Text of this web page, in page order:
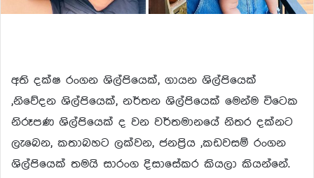
අති දක්ෂ රංගන ශිල්පියෙක්, ගායන ශිල්පියෙක්
,නිවේදන ශිල්පියෙක්, නර්තන ශිල්පියෙක් මෙන්ම විටෙක
නිරූපණ ශිල්පියෙක් ද වන වර්තමානයේ නිතර දක්නට
ලැබෙන, කතාබහට ලක්වන, ජනප්‍රිය ,කඩවසම් රංගන
ශිල්පියෙක් තමයි සාරංග දිසාසේකර කියලා කියන්නේ.